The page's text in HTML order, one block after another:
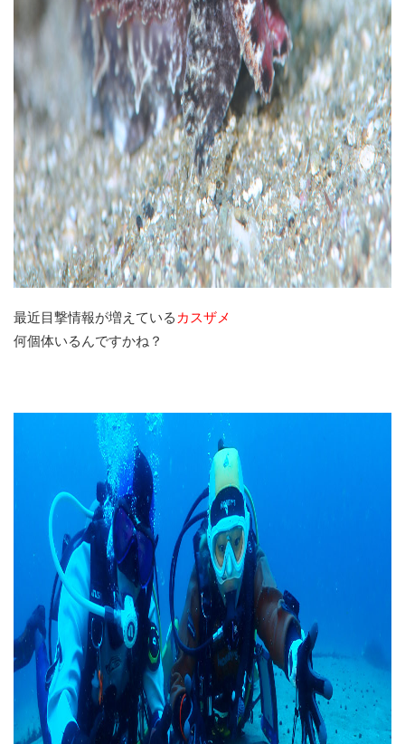
最近目撃情報が増えている カスザメ
何個体いるんですかね？